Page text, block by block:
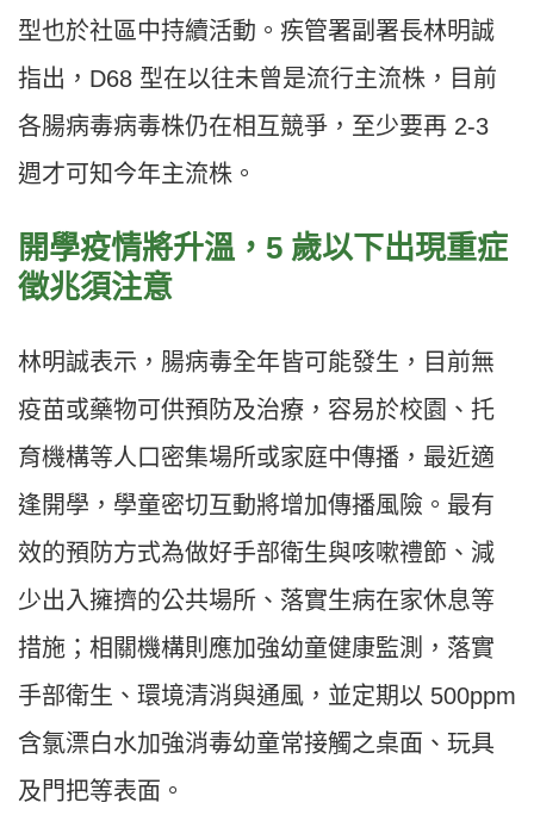
型也於社區中持續活動。疾管署副署長林明誠
指出，D68 型在以往未曾是流行主流株，目前
各腸病毒病毒株仍在相互競爭，至少要再 2-3
週才可知今年主流株。
開學疫情將升溫，5 歲以下出現重症
徵兆須注意
林明誠表示，腸病毒全年皆可能發生，目前無
疫苗或藥物可供預防及治療，容易於校園、托
育機構等人口密集場所或家庭中傳播，最近適
逢開學，學童密切互動將增加傳播風險。最有
效的預防方式為做好手部衛生與咳嗽禮節、減
少出入擁擠的公共場所、落實生病在家休息等
措施；相關機構則應加強幼童健康監測，落實
手部衛生、環境清消與通風，並定期以 500ppm
含氯漂白水加強消毒幼童常接觸之桌面、玩具
及門把等表面。